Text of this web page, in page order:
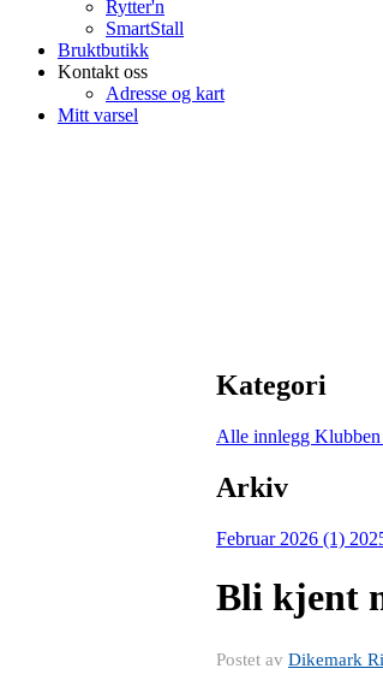
Rytter'n
SmartStall
Bruktbutikk
Kontakt oss
Adresse og kart
Mitt varsel
Kategori
Alle innlegg Klubben
Arkiv
Februar 2026 (1)
Bli kjent
Postet av Dikemark